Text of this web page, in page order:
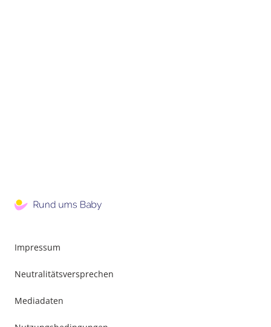
Impressum
Neutralitätsversprechen
Mediadaten